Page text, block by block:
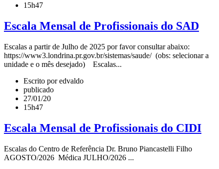
15h47
Escala Mensal de Profissionais do SAD
Escalas a partir de Julho de 2025 por favor consultar abaixo:
https://www3.londrina.pr.gov.br/sistemas/saude/ (obs: selecionar a
unidade e o mês desejado) Escalas...
Escrito por edvaldo
publicado
27/01/20
15h47
Escala Mensal de Profissionais do CIDI
Escalas do Centro de Referência Dr. Bruno Piancastelli Filho
AGOSTO/2026 Médica JULHO/2026 ...